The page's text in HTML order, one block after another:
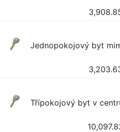
Jednopokojový byt
Třípokojový byt v